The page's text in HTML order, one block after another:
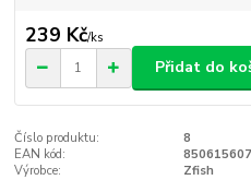
239 Kč/ks
Přidat do
Číslo produktu:
8
EAN kód:
Výrobce:
Zfish